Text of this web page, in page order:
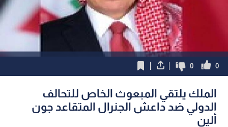
0
0
الملك يلتقي المبعوث الخاص للتحالف
الدولي ضد داعش الجنرال المتقاعد جون
ألين